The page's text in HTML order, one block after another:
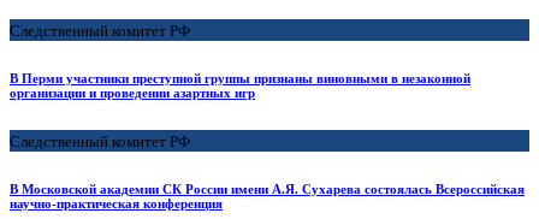
Следственный комитет РФ
В Перми участники преступной группы признаны виновными в незаконной
организации и проведении азартных игр
Следственный комитет РФ
В Московской академии СК России имени А.Я. Сухарева состоялась Всероссийская
научно-практическая конференция